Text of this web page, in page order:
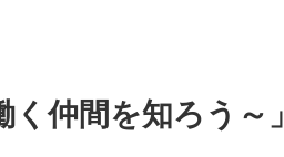
仲間を知ろう～」